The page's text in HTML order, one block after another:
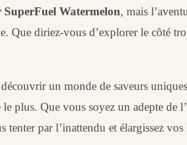
SuperFuel Watermelon, mais
Que diriez-vous d’explorer le côté
un monde de saveurs
plus. Que vous soyez un adepte de
par l’inattendu et élargissez